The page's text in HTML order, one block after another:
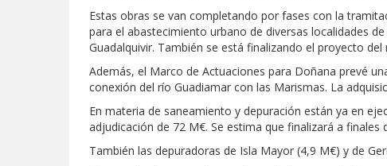
Estas obras se van completando por fases con la
para el abastecimiento urbano de diversas localidades
Guadalquivir. También se está finalizando el proyecto
Además, el Marco de Actuaciones para Doñana prevé
conexión del río Guadiamar con las Marismas. La
En materia de saneamiento y depuración están ya en
adjudicación de 72 M€. Se estima que finalizará a finales
También las depuradoras de Isla Mayor (4,9 M€) y de